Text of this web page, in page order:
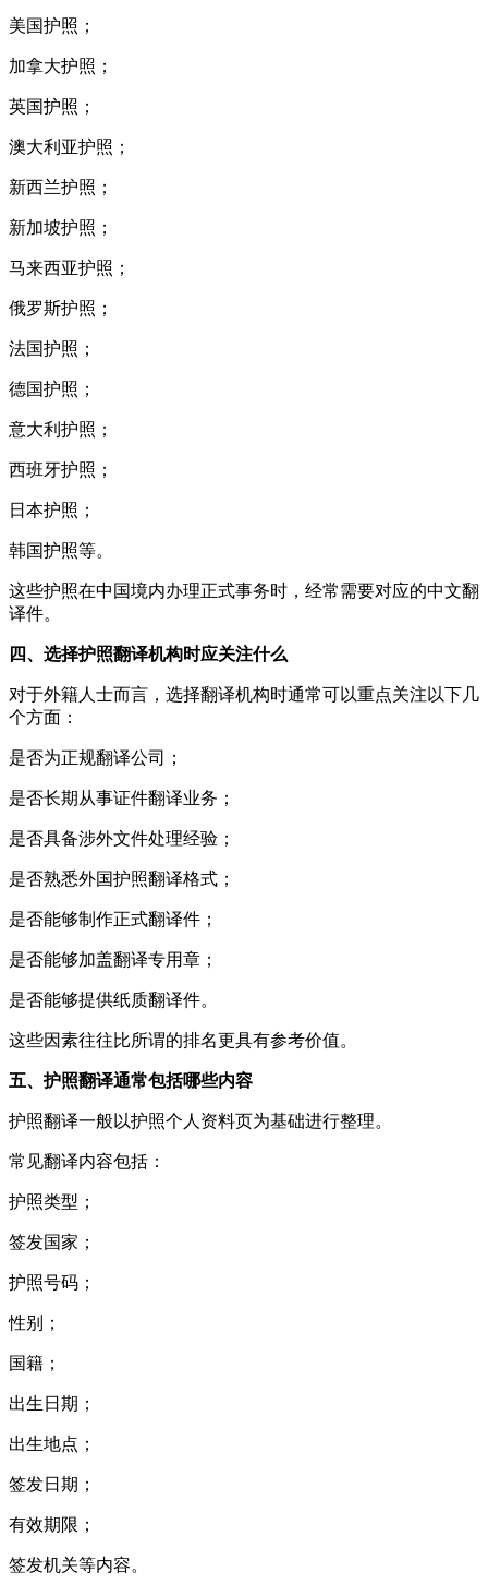
美国护照；
加拿大护照；
英国护照；
澳大利亚护照；
新西兰护照；
新加坡护照；
马来西亚护照；
俄罗斯护照；
法国护照；
德国护照；
意大利护照；
西班牙护照；
日本护照；
韩国护照等。
这些护照在中国境内办理正式事务时，经常需要对应的中文翻
译件。
四、选择护照翻译机构时应关注什么
对于外籍人士而言，选择翻译机构时通常可以重点关注以下几
个方面：
是否为正规翻译公司；
是否长期从事证件翻译业务；
是否具备涉外文件处理经验；
是否熟悉外国护照翻译格式；
是否能够制作正式翻译件；
是否能够加盖翻译专用章；
是否能够提供纸质翻译件。
这些因素往往比所谓的排名更具有参考价值。
五、护照翻译通常包括哪些内容
护照翻译一般以护照个人资料页为基础进行整理。
常见翻译内容包括：
护照类型；
签发国家；
护照号码；
性别；
国籍；
出生日期；
出生地点；
签发日期；
有效期限；
签发机关等内容。